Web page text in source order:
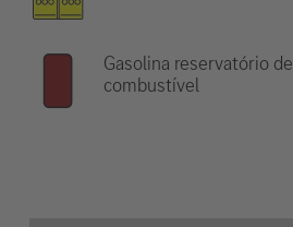
Gasolina reservatório de
combustível